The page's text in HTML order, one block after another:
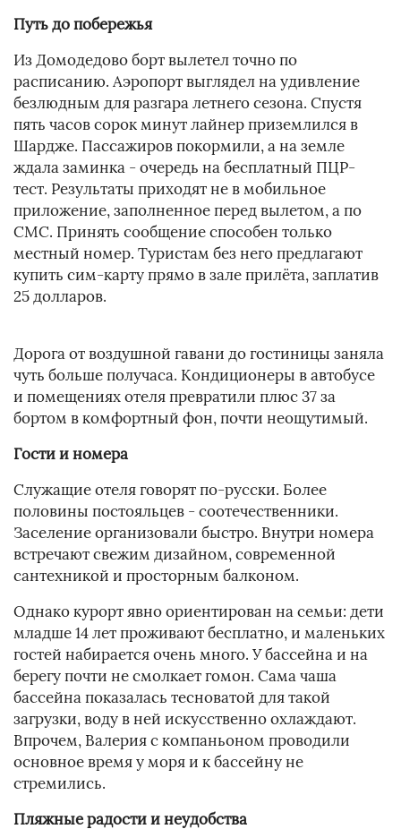
Путь до побережья
Из Домодедово борт вылетел точно по
расписанию. Аэропорт выглядел на удивление
безлюдным для разгара летнего сезона. Спустя
пять часов сорок минут лайнер приземлился в
Шардже. Пассажиров покормили, а на земле
ждала заминка - очередь на бесплатный ПЦР-
тест. Результаты приходят не в мобильное
приложение, заполненное перед вылетом, а по
СМС. Принять сообщение способен только
местный номер. Туристам без него предлагают
купить сим-карту прямо в зале прилёта, заплатив
25 долларов.
Дорога от воздушной гавани до гостиницы заняла
чуть больше получаса. Кондиционеры в автобусе
и помещениях отеля превратили плюс 37 за
бортом в комфортный фон, почти неощутимый.
Гости и номера
Служащие отеля говорят по-русски. Более
половины постояльцев - соотечественники.
Заселение организовали быстро. Внутри номера
встречают свежим дизайном, современной
сантехникой и просторным балконом.
Однако курорт явно ориентирован на семьи: дети
младше 14 лет проживают бесплатно, и маленьких
гостей набирается очень много. У бассейна и на
берегу почти не смолкает гомон. Сама чаша
бассейна показалась тесноватой для такой
загрузки, воду в ней искусственно охлаждают.
Впрочем, Валерия с компаньоном проводили
основное время у моря и к бассейну не
стремились.
Пляжные радости и неудобства